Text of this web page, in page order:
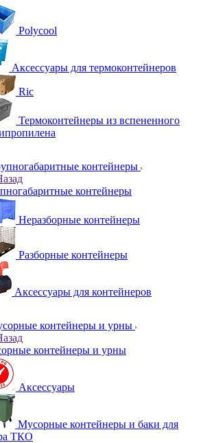
Polycool
Аксессуары для термоконтейнеров
Ric
Термоконтейнеры из вспененного
контейнеры
контейнеры
Неразборные контейнеры
Разборные контейнеры
Аксессуары для контейнеров
контейнеры и урны
контейнеры и урны
Аксессуары
Мусорные контейнеры и баки для
ТКО